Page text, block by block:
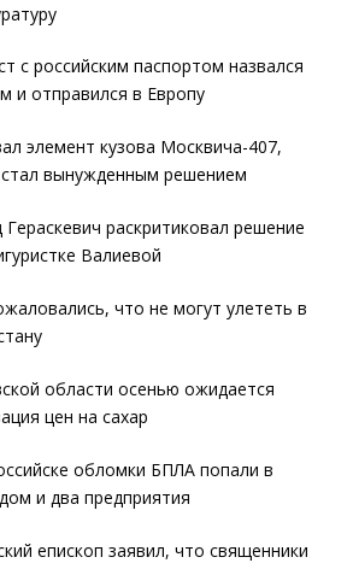
с российским паспортом назвался
и отправился в Европу
элемент кузова Москвича-407,
вынужденным решением
Гераскевич раскритиковал решение
Валиевой
что не могут улететь в
области осенью ожидается
цен на сахар
обломки БПЛА попали в
и два предприятия
епископ заявил, что священники